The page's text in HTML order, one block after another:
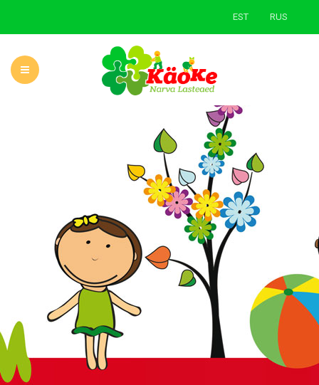
EST RUS
LASTEAIAST UUDISED
ÕPPE- JA KASVATUSTÖÖ LAPSEVANEMALE
ROHELINE KOOL KONTAKT